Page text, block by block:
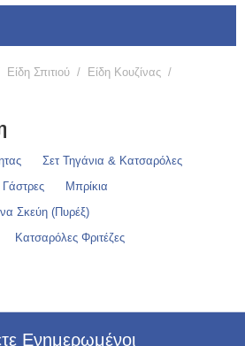
Είδη Σπιτιού / Είδη Κουζίνας /
Σετ Τηγάνια & Κατσαρόλες
Γάστρες
Μπρίκια
Σκεύη (Πυρέξ)
Κατσαρόλες Φριτέζες
Ενημερωμένοι